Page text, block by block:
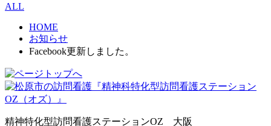
ALL
HOME
お知らせ
Facebook更新しました。
精神特化型訪問看護ステーションOZ 大阪